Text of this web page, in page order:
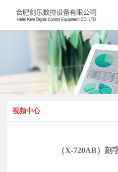
视频中心
（X-720AB）刻